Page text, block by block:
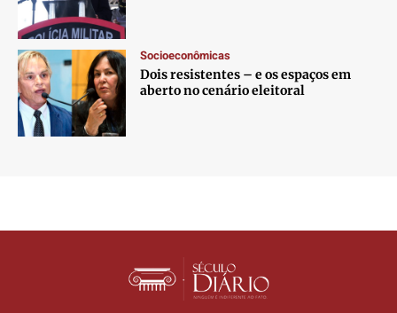
Socioeconômicas
Dois resistentes – e os espaços em
aberto no cenário eleitoral